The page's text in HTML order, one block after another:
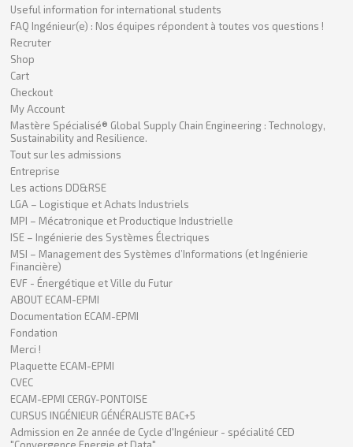
Useful information for international students
FAQ Ingénieur(e) : Nos équipes répondent à toutes vos questions !
Recruter
Shop
Cart
Checkout
My Account
Mastère Spécialisé® Global Supply Chain Engineering : Technology,
Sustainability and Resilience.
Tout sur les admissions
Entreprise
Les actions DD&RSE
LGA – Logistique et Achats Industriels
MPI – Mécatronique et Productique Industrielle
ISE – Ingénierie des Systèmes Électriques
MSI – Management des Systèmes d’Informations (et Ingénierie
Financière)
EVF - Énergétique et Ville du Futur
ABOUT ECAM-EPMI
Documentation ECAM-EPMI
Fondation
Merci !
Plaquette ECAM-EPMI
CVEC
ECAM-EPMI CERGY-PONTOISE
CURSUS INGÉNIEUR GÉNÉRALISTE BAC+5
Admission en 2e année de Cycle d'Ingénieur - spécialité CED
"Convergence Energie et Data"